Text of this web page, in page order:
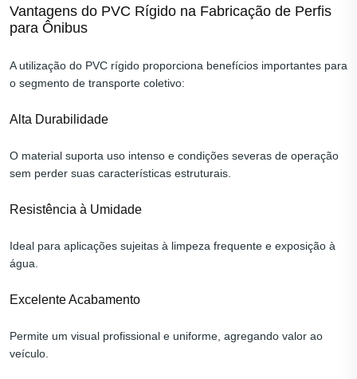
Vantagens do PVC Rígido na Fabricação de Perfis
para Ônibus
A utilização do PVC rígido proporciona benefícios importantes para
o segmento de transporte coletivo:
Alta Durabilidade
O material suporta uso intenso e condições severas de operação
sem perder suas características estruturais.
Resistência à Umidade
Ideal para aplicações sujeitas à limpeza frequente e exposição à
água.
Excelente Acabamento
Permite um visual profissional e uniforme, agregando valor ao
veículo.